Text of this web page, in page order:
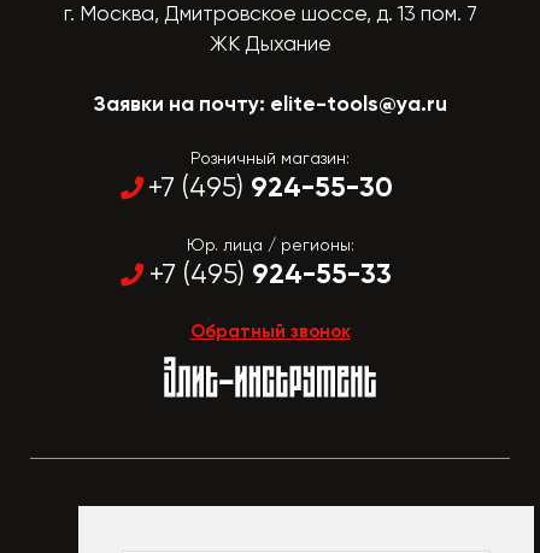
г. Москва, Дмитровское шоссе, д. 13 пом. 7
ЖК Дыхание
Заявки на почту: elite-tools@ya.ru
Розничный магазин:
+7 (495) 924-55-30
Юр. лица / регионы:
+7 (495) 924-55-33
Обратный звонок